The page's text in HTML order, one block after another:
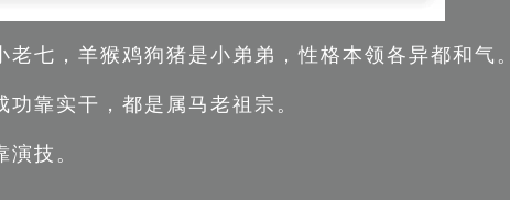
七，羊猴鸡狗猪是小弟弟，性格本领各异都和气。
靠实干，都是属马老祖宗。
技。